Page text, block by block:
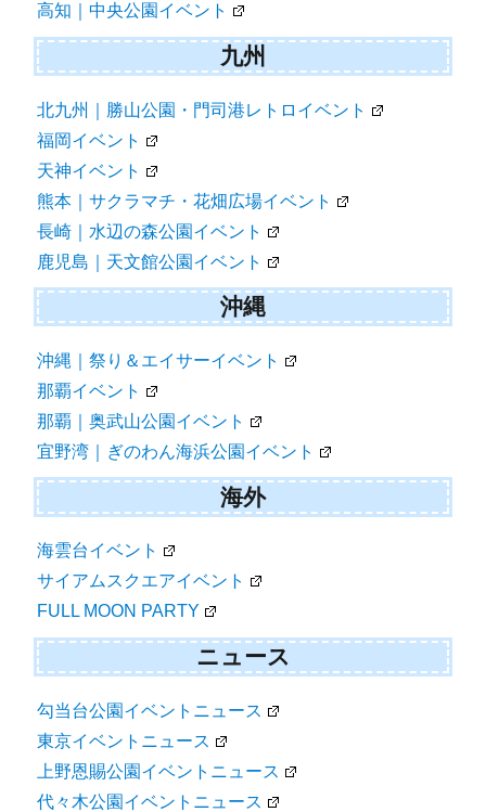
高知｜中央公園イベント
九州
北九州｜勝山公園・門司港レトロイベント
福岡イベント
天神イベント
熊本｜サクラマチ・花畑広場イベント
長崎｜水辺の森公園イベント
鹿児島｜天文館公園イベント
沖縄
沖縄｜祭り＆エイサーイベント
那覇イベント
那覇｜奥武山公園イベント
宜野湾｜ぎのわん海浜公園イベント
海外
海雲台イベント
サイアムスクエアイベント
FULL MOON PARTY
ニュース
勾当台公園イベントニュース
東京イベントニュース
上野恩賜公園イベントニュース
代々木公園イベントニュース